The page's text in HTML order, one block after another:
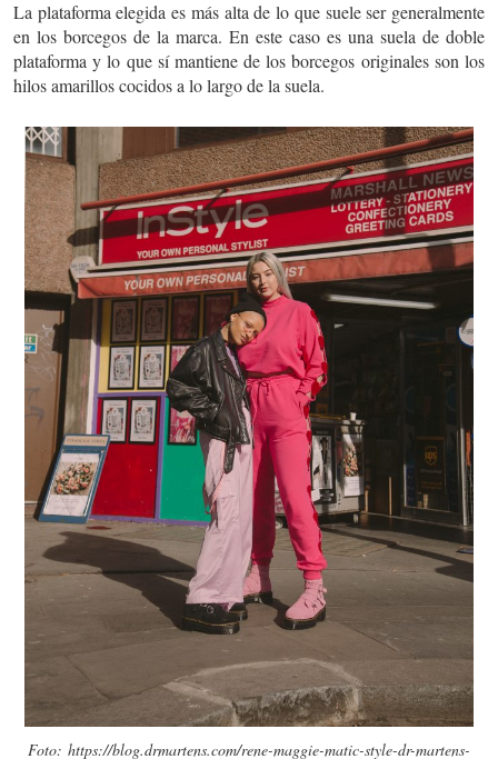
La plataforma elegida es más alta de lo que suele ser generalmente
en los borcegos de la marca. En este caso es una suela de doble
plataforma y lo que sí mantiene de los borcegos originales son los
hilos amarillos cocidos a lo largo de la suela.
Foto: https://blog.drmartens.com/rene-maggie-matic-style-dr-martens-